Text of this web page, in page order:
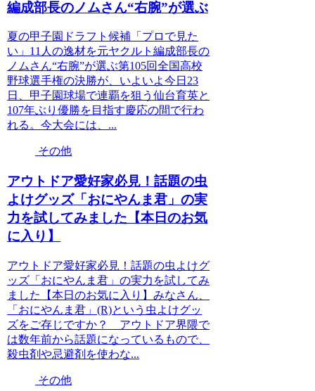
編成部長のノムさん“右腕”が選ぶ
夏の甲子園ドラフト候補「プロで見た
い」11人の逸材を元ヤクルト編成部長の
ノムさん“右腕”が選ぶ第105回全国高校
野球選手権の決勝が、いよいよ今日23
日、甲子園球場で連覇を狙う仙台育英と
107年ぶり優勝を目指す慶応の間で行わ
れる。今大会には、...
その他
アウトドア愛好家必見！話題の虫
よけグッズ「おにやんま君」の実
力を試してみました【本日のお気
に入り】
アウトドア愛好家必見！話題の虫よけグ
ッズ「おにやんま君」の実力を試してみ
ました【本日のお気に入り】みなさん、
「おにやんま君」(R)という虫よけグッ
ズをご存じですか？ アウトドア界隈で
は数年前から話題になっているもので、
殺虫剤や忌避剤を使わな...
その他